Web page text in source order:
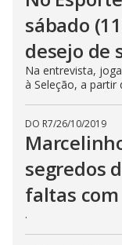
sábado
desejo de
Na entrevista,
à Seleção, a partir
DO R7/26/10/2019
segredos
faltas
.